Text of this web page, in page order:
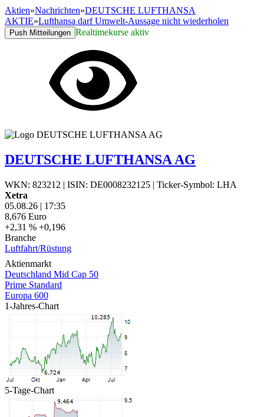
Aktien»Nachrichten»DEUTSCHE LUFTHANSA
AKTIE»Lufthansa darf Umwelt-Aussage nicht wiederholen
Push Mitteilungen Realtimekurse aktiv
DEUTSCHE LUFTHANSA AG
WKN: 823212 | ISIN: DE0008232125 | Ticker-Symbol: LHA
Xetra
05.08.26 | 17:35
8,676 Euro
+2,31 % +0,196
Branche
Luftfahrt/Rüstung
Aktienmarkt
Deutschland Mid Cap 50
Prime Standard
Europa 600
1-Jahres-Chart
5-Tage-Chart